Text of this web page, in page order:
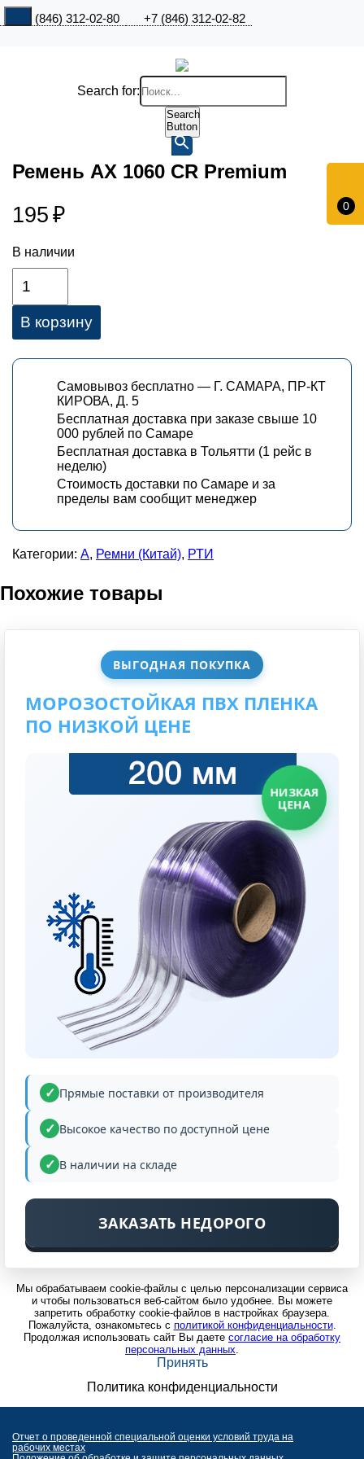
+7 (846) 312-02-80 +7 (846) 312-02-82
0
Search for:
Search
Button
ВЫГОДНАЯ ПОКУПКА
МОРОЗОСТОЙКАЯ ПВХ ПЛЕНКА
ПО НИЗКОЙ ЦЕНЕ
НИЗКАЯ
ЦЕНА
Прямые поставки от производителя
Высокое качество по доступной цене
В наличии на складе
ЗАКАЗАТЬ НЕДОРОГО
Ремень АX 1060 CR Premium
195 ₽
В наличии
В корзину
Самовывоз бесплатно — Г. САМАРА, ПР-КТ
КИРОВА, Д. 5
Бесплатная доставка при заказе свыше 10
000 рублей по Самаре
Бесплатная доставка в Тольятти (1 рейс в
неделю)
Стоимость доставки по Самаре и за
пределы вам сообщит менеджер
Категории: А, Ремни (Китай), РТИ
Похожие товары
Мы обрабатываем cookie-файлы с целью персонализации сервиса
и чтобы пользоваться веб-сайтом было удобнее. Вы можете
запретить обработку cookie-файлов в настройках браузера.
Пожалуйста, ознакомьтесь с политикой конфиденциальности.
Продолжая использовать сайт Вы даете согласие на обработку
персональных данных.
Принять
Политика конфиденциальности
Отчет о проведенной специальной оценки условий труда на
рабочих местах